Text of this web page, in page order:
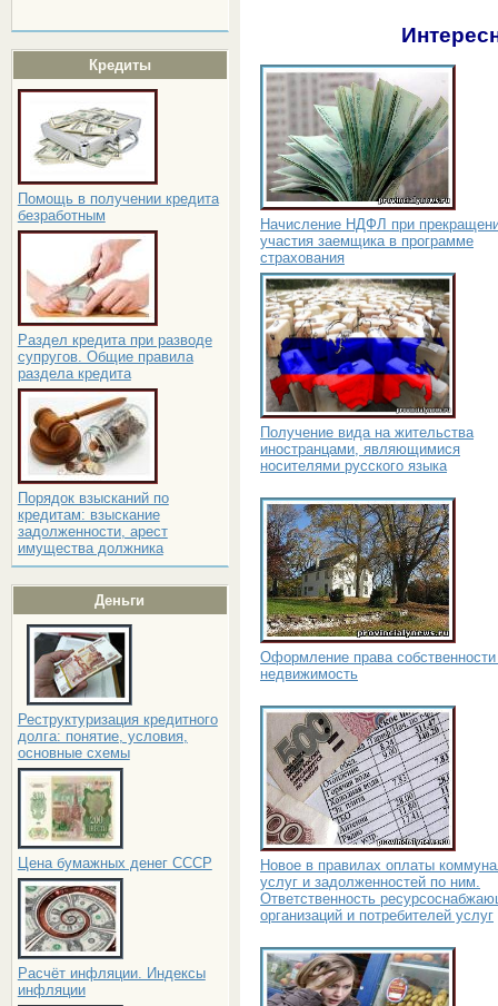
Кредиты
Помощь в получении кредита
безработным
Раздел кредита при разводе
супругов. Общие правила
раздела кредита
Порядок взысканий по
кредитам: взыскание
задолженности, арест
имущества должника
Деньги
Реструктуризация кредитного
долга: понятие, условия,
основные схемы
Цена бумажных денег СССР
Расчёт инфляции. Индексы
инфляции
Начисление НДФЛ при
участия заемщика в программе
страхования
Получение вида на жительства
иностранцами, являющимися
носителями русского языка
Оформление права
недвижимость
Новое в правилах оплаты
услуг и задолженностей по ним.
Ответственность
организаций и потребителей услуг